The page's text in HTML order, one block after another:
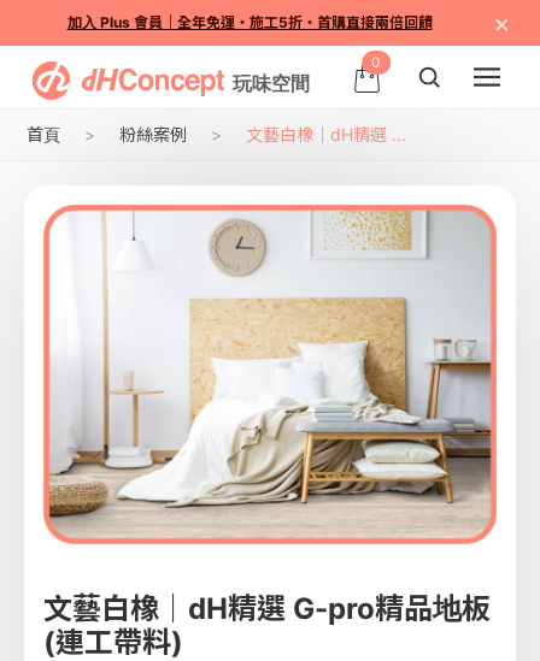
加入 Plus 會員｜全年免運・施工5折・首購直接兩倍回饋 ×
0
首頁 粉絲案例 文藝白橡｜dH精選 ...
文藝白橡｜dH精選 G-pro精品地板
(連工帶料)